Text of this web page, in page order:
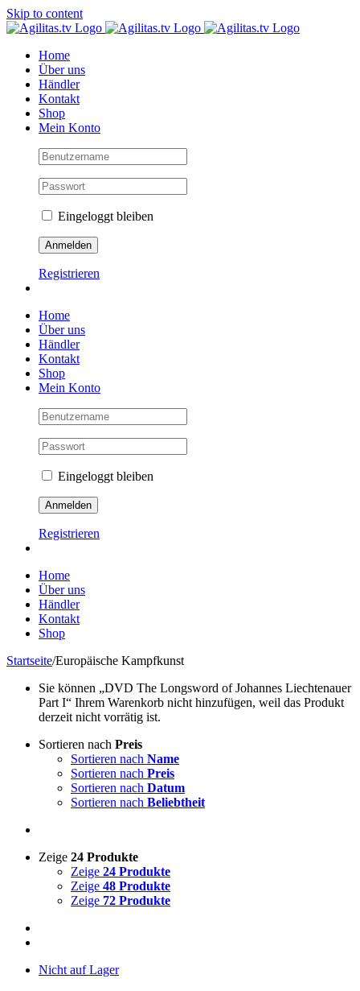
Skip to content
Home
Über uns
Händler
Kontakt
Shop
Mein Konto
Eingeloggt bleiben
Registrieren
Home
Über uns
Händler
Kontakt
Shop
Mein Konto
Eingeloggt bleiben
Registrieren
Home
Über uns
Händler
Kontakt
Shop
Startseite/Europäische Kampfkunst
Sie können „DVD The Longsword of Johannes Liechtenauer
Part I“ Ihrem Warenkorb nicht hinzufügen, weil das Produkt
derzeit nicht vorrätig ist.
Sortieren nach Preis
Sortieren nach Name
Sortieren nach Preis
Sortieren nach Datum
Sortieren nach Beliebtheit
Zeige 24 Produkte
Zeige 24 Produkte
Zeige 48 Produkte
Zeige 72 Produkte
Nicht auf Lager